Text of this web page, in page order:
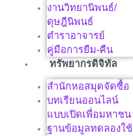
งานวิทยานิพนธ์/
ดุษฎีนิพนธ์
ตำราอาจารย์
คู่มือการยืม-คืน
ทรัพยากรดิจิทัล
สำนักหอสมุดจัดซื้อ
บทเรียนออนไลน์
แบบเปิดเพื่อมหาชน
ฐานข้อมูลทดลองใช้